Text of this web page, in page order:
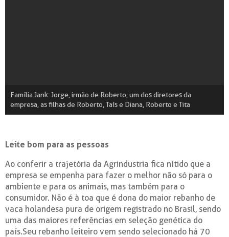
Família Jank: Jorge, irmão de Roberto, um dos diretores da
empresa, as filhas de Roberto, Taís e Diana, Roberto e Tita
Leite bom para as pessoas
Ao conferir a trajetória da Agrindustria fica nítido que a
empresa se empenha para fazer o melhor não só para o
ambiente e para os animais, mas também para o
consumidor. Não é à toa que é dona do maior rebanho de
vaca holandesa pura de origem registrado no Brasil, sendo
uma das maiores referências em seleção genética do
país.Seu rebanho leiteiro vem sendo selecionado há 70